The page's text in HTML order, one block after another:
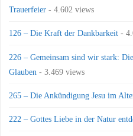
Trauerfeier - 4.602 views
126 – Die Kraft der Dankbarkeit -
226 – Gemeinsam sind wir stark:
Glauben - 3.469 views
265 – Die Ankündigung Jesu im
222 – Gottes Liebe in der Natur